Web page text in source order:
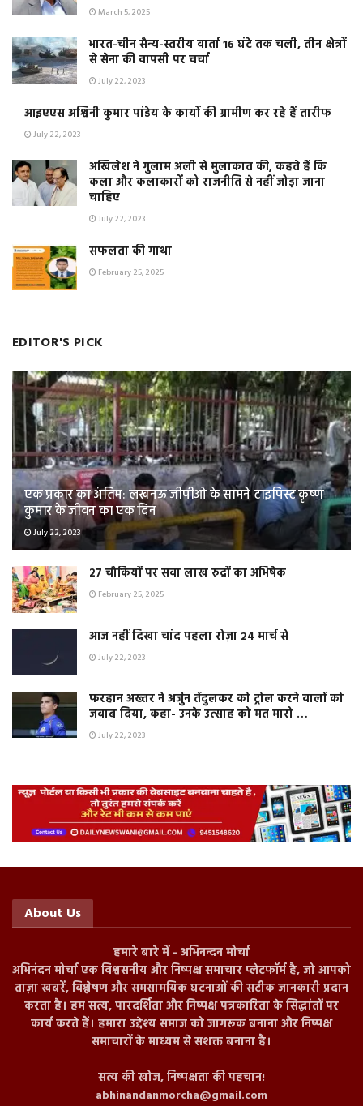
March 5, 2025
भारत-चीन सैन्य-स्तरीय वार्ता 16 घंटे तक चली, तीन क्षेत्रों
से सेना की वापसी पर चर्चा
July 22, 2023
आइएएस अश्विनी कुमार पांडेय के कार्यो की ग्रामीण कर रहे हैं तारीफ
July 22, 2023
अखिलेश ने गुलाम अली से मुलाकात की, कहते हैं कि
कला और कलाकारों को राजनीति से नहीं जोड़ा जाना
चाहिए
July 22, 2023
सफलता की गाथा
February 25, 2025
EDITOR'S PICK
एक प्रकार का अंतिम: लखनऊ जीपीओ के सामने टाइपिस्ट कृष्ण
कुमार के जीवन का एक दिन
July 22, 2023
२७ चौकियों पर सवा लाख रुद्रों का अभिषेक
February 25, 2025
आज नहीं दिखा चांद पहला रोज़ा 24 मार्च से
July 22, 2023
फरहान अख्तर ने अर्जुन तेंदुलकर को ट्रोल करने वालों को
जवाब दिया, कहा- उनके उत्साह को मत मारो …
July 22, 2023
About Us
हमारे बारे में - अभिनन्दन मोर्चा
अभिनंदन मोर्चा एक विश्वसनीय और निष्पक्ष समाचार प्लेटफॉर्म है, जो आपको
ताज़ा खबरें, विश्लेषण और समसामयिक घटनाओं की सटीक जानकारी प्रदान
करता है। हम सत्य, पारदर्शिता और निष्पक्ष पत्रकारिता के सिद्धांतों पर
कार्य करते हैं। हमारा उद्देश्य समाज को जागरूक बनाना और निष्पक्ष
समाचारों के माध्यम से सशक्त बनाना है।
सत्य की खोज, निष्पक्षता की पहचान!
abhinandanmorcha@gmail.com